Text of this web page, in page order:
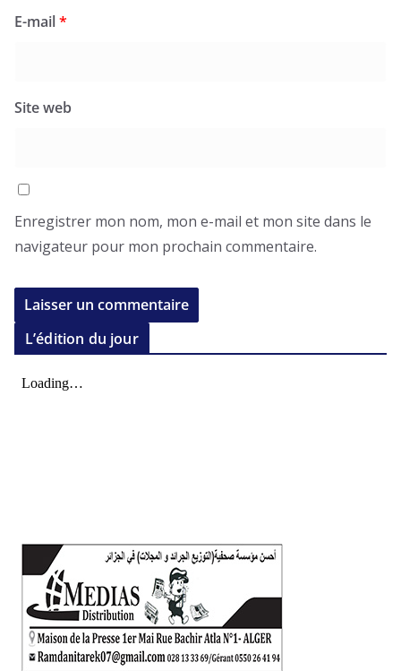
E-mail*
Site web
Enregistrer mon nom, mon e-mail et mon site dans le
navigateur pour mon prochain commentaire.
L’édition du jour